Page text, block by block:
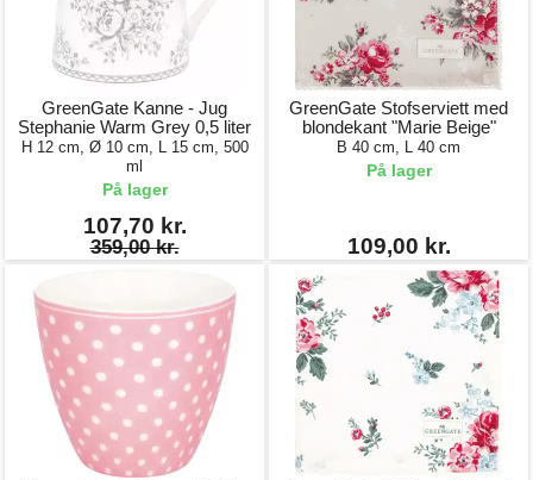
GreenGate Kanne - Jug
Stephanie Warm Grey 0,5 liter
H 12 cm, Ø 10 cm, L 15 cm, 500
ml
På lager
107,70 kr.
359,00 kr.
GreenGate Stofserviett med
blondekant "Marie Beige"
B 40 cm, L 40 cm
På lager
109,00 kr.